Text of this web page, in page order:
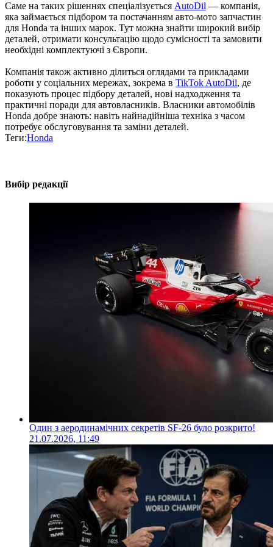
Саме на таких рішеннях спеціалізується AutoDil — компанія,
яка займається підбором та постачанням авто-мото запчастин
для Honda та інших марок. Тут можна знайти широкий вибір
деталей, отримати консультацію щодо сумісності та замовити
необхідні комплектуючі з Європи.
Компанія також активно ділиться оглядами та прикладами
роботи у соціальних мережах, зокрема в TikTok AutoDil, де
показують процес підбору деталей, нові надходження та
практичні поради для автовласників. Власники автомобілів
Honda добре знають: навіть найнадійніша техніка з часом
потребує обслуговування та заміни деталей.
Теги:Honda
Вибір редакції
Один з аеродинамічних секретів SF-26 було розкрито!
21.07.2026, 11:49